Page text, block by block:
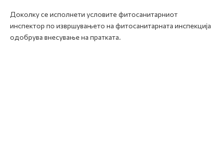
Доколку се исполнети условите фитосанитарниот
инспектор по извршувањето на фитосанитарната инспекција
одобрува внесување на пратката.